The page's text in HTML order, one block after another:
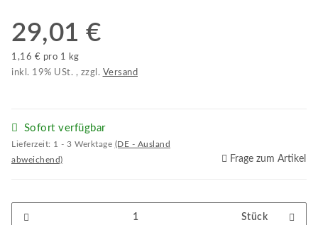
29,01 €
1,16 € pro 1 kg
inkl. 19% USt. , zzgl. Versand
Sofort verfügbar
Lieferzeit: 1 - 3 Werktage (DE - Ausland
abweichend)
Frage zum Artikel
Stück